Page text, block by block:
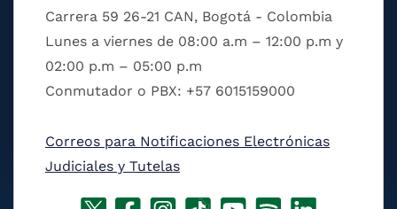
Carrera 59 26-21 CAN, Bogotá - Colombia
Lunes a viernes de 08:00 a.m – 12:00 p.m y
02:00 p.m – 05:00 p.m
Conmutador o PBX: +57 6015159000
Correos para Notificaciones Electrónicas
Judiciales y Tutelas